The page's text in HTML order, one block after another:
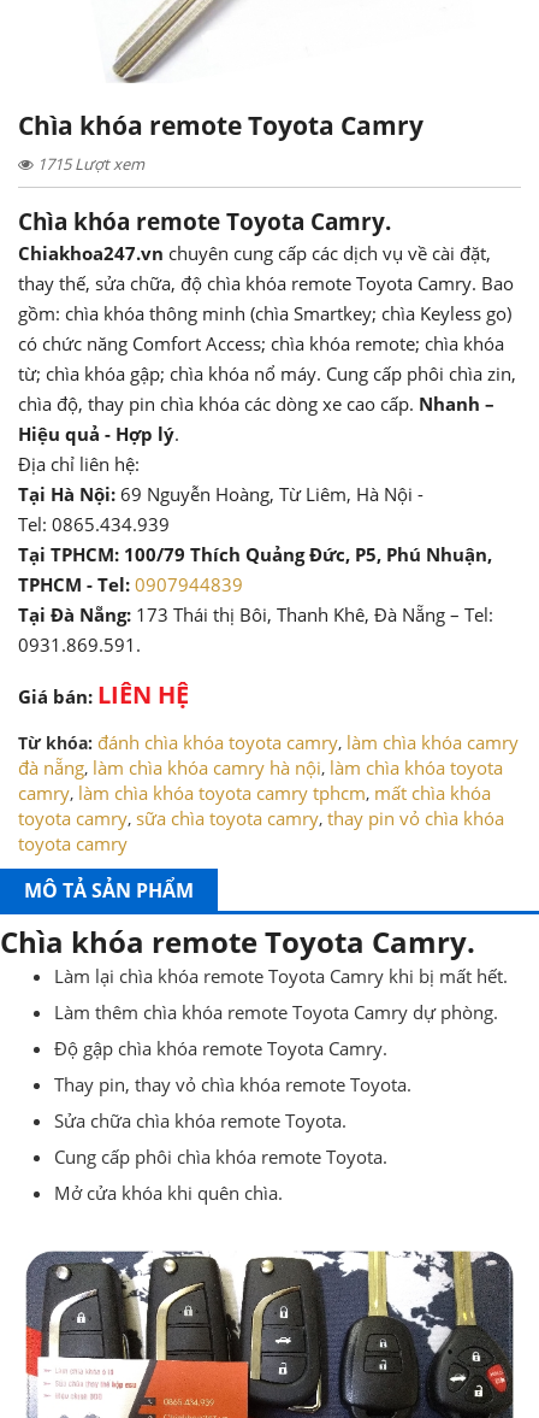
Chìa khóa remote Toyota Camry
1715 Lượt xem
Chìa khóa remote Toyota Camry.
Chiakhoa247.vn chuyên cung cấp các dịch vụ về cài đặt,
thay thế, sửa chữa, độ chìa khóa remote Toyota Camry. Bao
gồm: chìa khóa thông minh (chìa Smartkey; chìa Keyless go)
có chức năng Comfort Access; chìa khóa remote; chìa khóa
từ; chìa khóa gập; chìa khóa nổ máy. Cung cấp phôi chìa zin,
chìa độ, thay pin chìa khóa các dòng xe cao cấp. Nhanh –
Hiệu quả - Hợp lý.
Địa chỉ liên hệ:
Tại Hà Nội: 69 Nguyễn Hoàng, Từ Liêm, Hà Nội -
Tel: 0865.434.939
Tại TPHCM: 100/79 Thích Quảng Đức, P5, Phú Nhuận,
TPHCM - Tel: 0907944839
Tại Đà Nẵng: 173 Thái thị Bôi, Thanh Khê, Đà Nẵng – Tel:
0931.869.591.
Giá bán: LIÊN HỆ
Từ khóa: đánh chìa khóa toyota camry, làm chìa khóa camry
đà nẵng, làm chìa khóa camry hà nội, làm chìa khóa toyota
camry, làm chìa khóa toyota camry tphcm, mất chìa khóa
toyota camry, sữa chìa toyota camry, thay pin vỏ chìa khóa
toyota camry
MÔ TẢ SẢN PHẨM
Chìa khóa remote Toyota Camry.
Làm lại chìa khóa remote Toyota Camry khi bị mất hết.
Làm thêm chìa khóa remote Toyota Camry dự phòng.
Độ gập chìa khóa remote Toyota Camry.
Thay pin, thay vỏ chìa khóa remote Toyota.
Sửa chữa chìa khóa remote Toyota.
Cung cấp phôi chìa khóa remote Toyota.
Mở cửa khóa khi quên chìa.